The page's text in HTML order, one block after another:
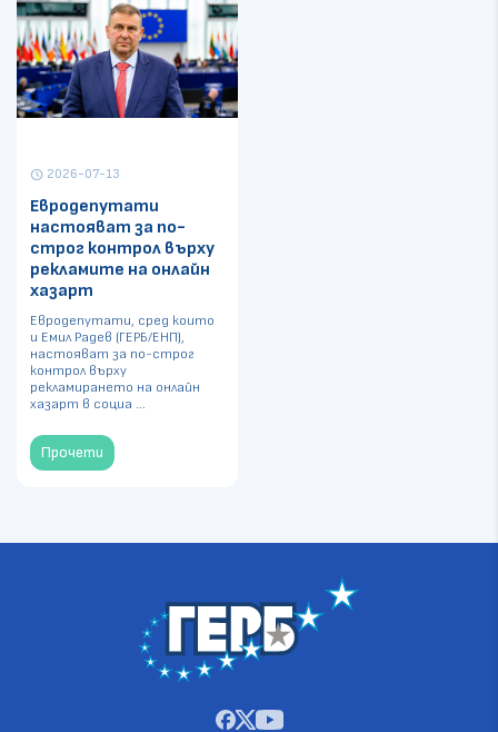
schedule 2026-07-13
Евродепутати
настояват за по-
строг контрол върху
рекламите на онлайн
хазарт
Евродепутати, сред които
и Емил Радев (ГЕРБ/ЕНП),
настояват за по-строг
контрол върху
рекламирането на онлайн
хазарт в социа ...
Прочети